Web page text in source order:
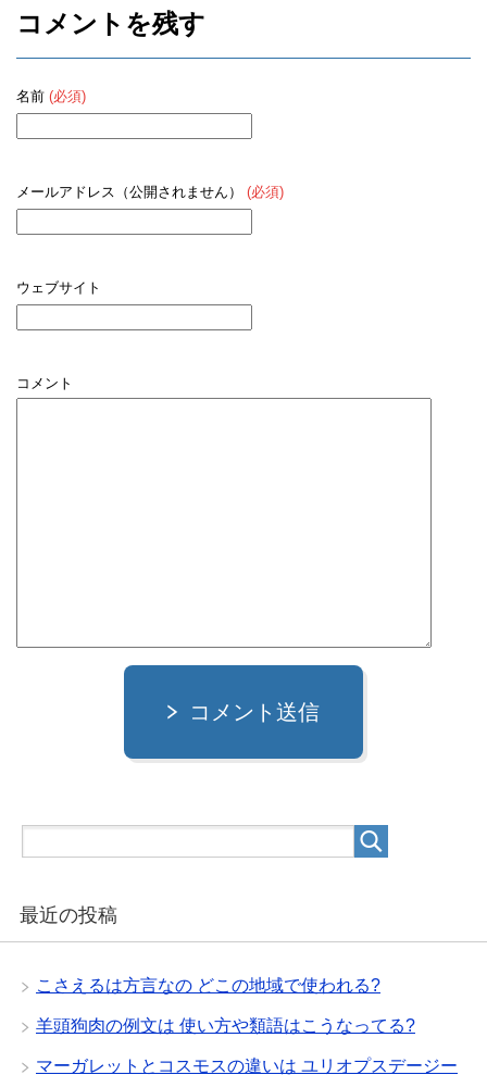
コメントを残す
名前 (必須)
メールアドレス（公開されません） (必須)
ウェブサイト
コメント
コメント送信
最近の投稿
こさえるは方言なの どこの地域で使われる?
羊頭狗肉の例文は 使い方や類語はこうなってる?
マーガレットとコスモスの違いは ユリオプスデージー